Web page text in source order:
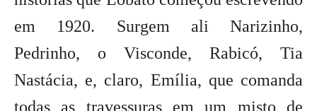
em 1920. Surgem ali Narizinho,
Pedrinho, o Visconde, Rabicó, Tia
Nastácia, e, claro, Emília, que comanda
todas as travessuras em um misto de